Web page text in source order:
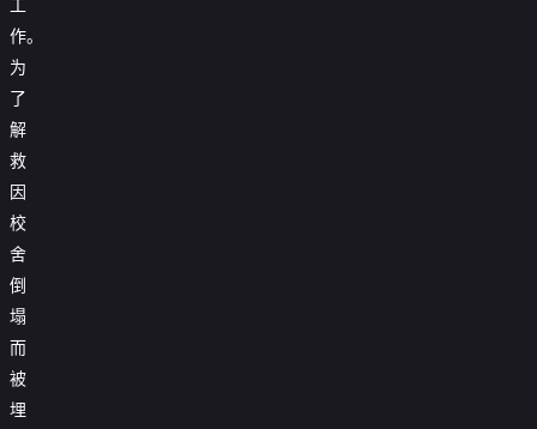
工
作。
为
了
解
救
因
校
舍
倒
塌
而
被
埋